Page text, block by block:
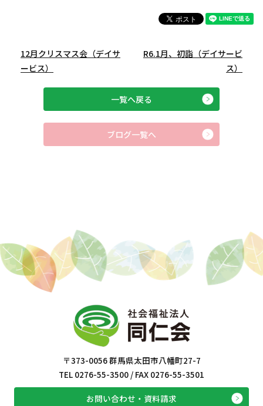
12月クリスマス会（デイサ
ービス）
R6.1月、初詣（デイサービ
ス）
一覧へ戻る
ブログ一覧へ
〒373-0056 群馬県太田市八幡町27-7
TEL 0276-55-3500 / FAX 0276-55-3501
お問い合わせ・資料請求